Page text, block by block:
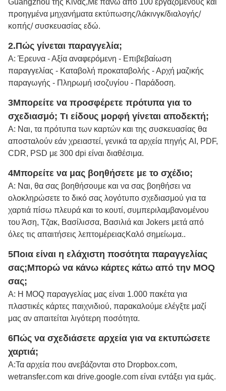
Guangzhou της Κίνας,Με πάνω από 100 εργαζόμενους και
προηγμένα μηχανήματα εκτύπωσης/λάκινγκ/διαλογής/
κοπής/ συσκευασίας εδώ.
2.Πώς γίνεται παραγγελία;
Α: Έρευνα - Αξία αναφερόμενη - Επιβεβαίωση
παραγγελίας - Καταβολή προκαταβολής - Αρχή μαζικής
παραγωγής - Πληρωμή ισοζυγίου - Παράδοση.
3Μπορείτε να προσφέρετε πρότυπα για το
σχεδιασμό; Τι είδους μορφή γίνεται αποδεκτή;
Α: Ναι, τα πρότυπα των καρτών και της συσκευασίας θα
αποσταλούν εάν χρειαστεί, γενικά τα αρχεία πηγής AI, PDF,
CDR, PSD με 300 dpi είναι διαθέσιμα.
4Μπορείτε να μας βοηθήσετε με το σχέδιο;
Α: Ναι, θα σας βοηθήσουμε και να σας βοηθήσει να
ολοκληρώσετε το δικό σας λογότυπο σχεδιασμού για τα
χαρτιά πίσω πλευρά και το κουτί, συμπεριλαμβανομένου
του Άση, Τζακ, Βασίλισσα, Βασιλιά και Jokers μετά από
όλες τις απαιτήσεις λεπτομέρειαςΚαλό σημείωμα..
5Ποια είναι η ελάχιστη ποσότητα παραγγελίας
σας;Μπορώ να κάνω κάρτες κάτω από την MOQ
σας;
Α: Η MOQ παραγγελίας μας είναι 1.000 πακέτα για
πλαστικές κάρτες παιχνιδιού, παρακαλούμε ελέγξτε μαζί
μας αν απαιτείται λιγότερη ποσότητα.
6Πώς να σχεδιάσετε αρχεία για να εκτυπώσετε
χαρτιά;
Α:Τα αρχεία που ανεβάζονται στο Dropbox.com,
wetransfer.com και drive.google.com είναι εντάξει για εμάς.